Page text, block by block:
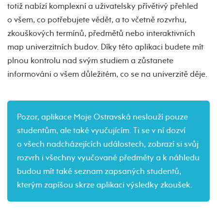
totiž nabízí komplexní a uživatelsky přívětivý přehled
o všem, co potřebujete vědět, a to včetně rozvrhu,
zkouškových termínů, předmětů nebo interaktivních
map univerzitních budov. Díky této aplikaci budete mít
plnou kontrolu nad svým studiem a zůstanete
informováni o všem důležitém, co se na univerzitě děje.
Pozor, aplikace Moje Ostravská neslouží pouze
studentům, ale také vyučujícím. Ti se v ní dozví
o všech nadcházejících událostech, zobrazí si svůj
rozvrh i všechny vyučované předměty a k náhledu
budou mít také seznam zapsaných studentů,
kterým zapíšou skrze aplikaci výsledky zkoušek.